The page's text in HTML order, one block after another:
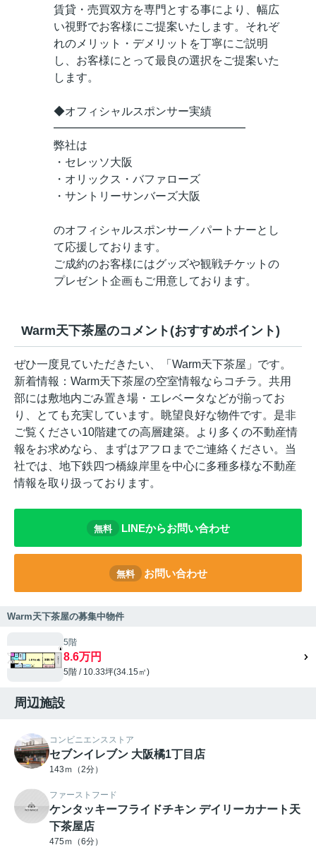
賃貸・売買双方を専門とする事により、幅広
い視野でお客様にご提案いたします。それぞ
れのメリット・デメリットを丁寧にご説明
し、お客様にとって最良の選択をご提案いた
します。
◆オフィシャルスポンサー実績
━━━━━━━━━━━━━━━━━
弊社は
・セレッソ大阪
・オリックス・バファローズ
・サントリーサンバーズ大阪
のオフィシャルスポンサー／パートナーとし
て応援しております。
ご成約のお客様にはグッズや観戦チケットの
プレゼント企画もご用意しております。
Warm天下茶屋のコメント(おすすめポイント)
ぜひ一度見ていただきたい、「Warm天下茶屋」です。
新着情報：Warm天下茶屋の空室情報ならコチラ。共用
部には敷地内ごみ置き場・エレベータなどが揃ってお
り、とても充実しています。眺望良好な物件です。是非
ご覧ください10階建ての高層建築。より多くの不動産情
報をお求めなら、まずはアフロまでご連絡ください。当
社では、地下鉄四つ橋線岸里を中心に多種多様な不動産
情報を取り扱っております。
無料 LINEからお問い合わせ
無料 お問い合わせ
Warm天下茶屋の募集中物件
5階
8.6万円
5階 / 10.33坪(34.15㎡)
周辺施設
コンビニエンスストア
セブンイレブン 大阪橘1丁目店
143ｍ（2分）
ファーストフード
ケンタッキーフライドチキン デイリーカナート天
下茶屋店
475ｍ（6分）